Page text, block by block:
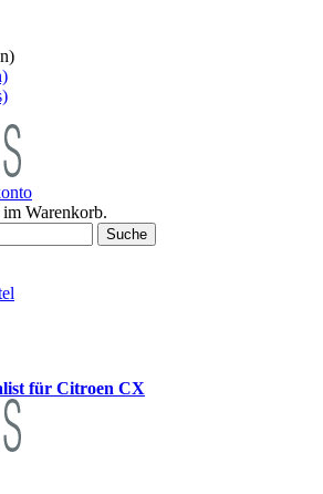
Warenkorb.
Suche
für Citroen CX